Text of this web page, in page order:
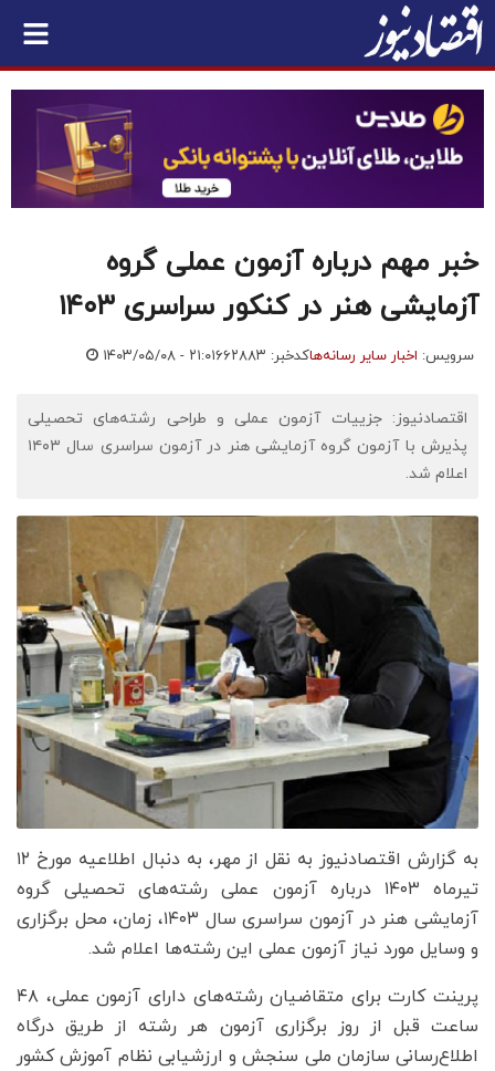
خبر مهم درباره آزمون عملی گروه
آزمایشی هنر در کنکور سراسری ۱۴۰۳
سرویس: اخبار سایر رسانه‌هاکدخبر: ۶۶۲۸۸۳ ۱۴۰۳/۰۵/۰۸ - ۲۱:۰۱
اقتصادنیوز: جزییات آزمون عملی و طراحی رشته‌های تحصیلی
پذیرش با آزمون گروه آزمایشی هنر در آزمون سراسری سال ۱۴۰۳
اعلام شد.
به گزارش اقتصادنیوز به نقل از مهر، به دنبال اطلاعیه مورخ ۱۲
تیرماه ۱۴۰۳ درباره آزمون عملی رشته‌های تحصیلی گروه
آزمایشی هنر در آزمون سراسری سال ۱۴۰۳، زمان، محل برگزاری
و وسایل مورد نیاز آزمون عملی این رشته‌ها اعلام شد.
پرینت کارت برای متقاضیان رشته‌های دارای آزمون عملی، ۴۸
ساعت قبل از روز برگزاری آزمون هر رشته از طریق درگاه
اطلاع‌رسانی سازمان ملی سنجش و ارزشیابی نظام آموزش کشور